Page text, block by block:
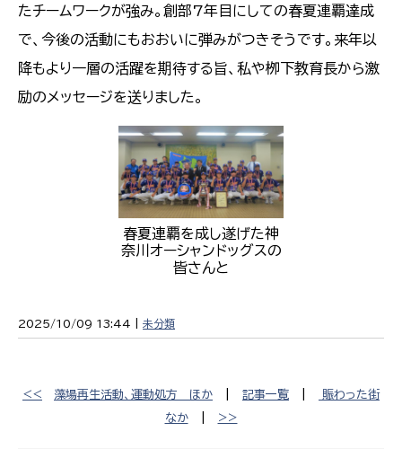
たチームワークが強み。創部7年目にしての春夏連覇達成
で、今後の活動にもおおいに弾みがつきそうです。来年以
降もより一層の活躍を期待する旨、私や栁下教育長から激
励のメッセージを送りました。
春夏連覇を成し遂げた神
奈川オーシャンドッグスの
皆さんと
2025/10/09 13:44 | 未分類
<< 藻場再生活動、運動処方 ほか 記事一覧
賑わった街
なか| >>